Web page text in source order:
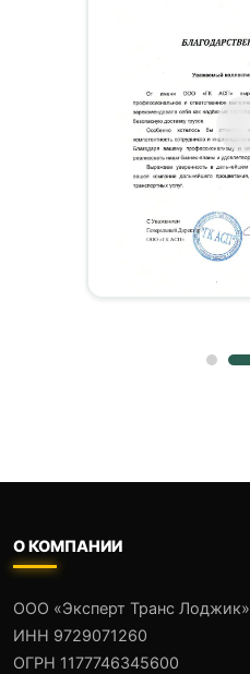
О КОМПАНИИ
ООО «Эксперт Транс Лоджик»
ИНН 9729071260
ОГРН 1177746345600